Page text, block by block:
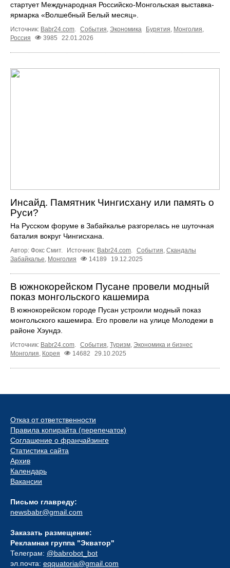
стартует Международная Российско-Монгольская выставка-
ярмарка «Волшебный Белый месяц».
Источник: Babr24.com. События, Экономика Бурятия, Монголия,
Россия
3985 22.01.2026
Инсайд. Памятник Чингисхану или память о
Руси?
На Русском форуме в Забайкалье разгорелась не шуточная
баталия вокруг Чингисхана.
Автор: Фокс Смит. Источник: Babr24.com. События, Скандалы
Забайкалье, Монголия 14189 19.12.2025
В южнокорейском Пусане провели модный
показ монгольского кашемира
В южнокорейском городе Пусан устроили модный показ
монгольского кашемира. Его провели на улице Молодежи в
районе Хэундэ.
Источник: Babr24.com. События, Туризм, Экономика и бизнес
Монголия, Корея 14682 29.10.2025
Отказ от ответственности
Правила копирайта (перепечаток)
Соглашение о франчайзинге
Статистика сайта
Архив
Календарь
Вакансии
Письмо главреду:
newsbabr@gmail.com
Заказать размещение:
Рекламная группа "Экватор"
Телеграм: @babrobot_bot
эл.почта: eqquatoria@gmail.com